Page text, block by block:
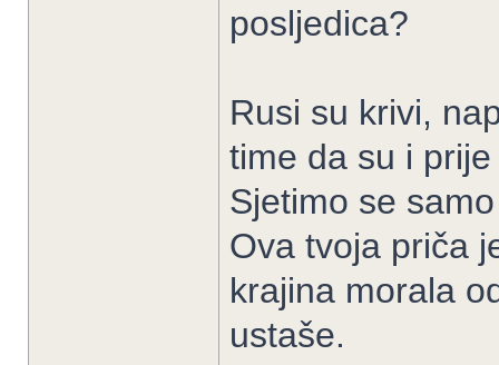
posljedica?
Rusi su krivi,
time da su i
Sjetimo se
Ova tvoja priča
krajina morala
ustaše.